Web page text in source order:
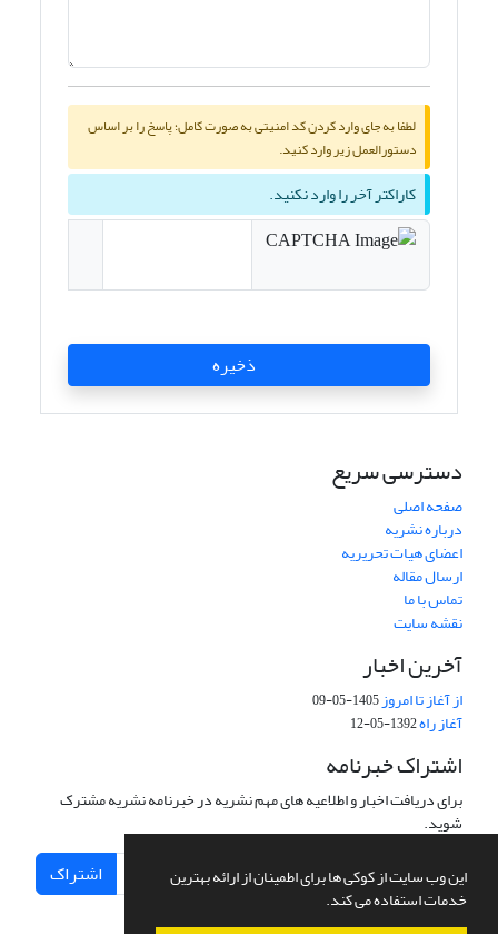
این وب سایت از کوکی ها برای اطمینان از ارائه بهترین
خدمات استفاده می کند.
لطفا به جای وارد کردن کد امنیتی به صورت کامل؛ پاسخ را بر اساس
دستورالعمل زیر وارد کنید.
کاراکتر آخر را وارد نکنید.
ذخیره
دسترسی سریع
صفحه اصلی
درباره نشریه
اعضای هیات تحریریه
ارسال مقاله
تماس با ما
نقشه سایت
آخرین اخبار
از آغاز تا امروز1405-05-09
آغاز راه1392-05-12
اشتراک خبرنامه
برای دریافت اخبار و اطلاعیه های مهم نشریه در خبرنامه نشریه مشترک
شوید.
اشتراک